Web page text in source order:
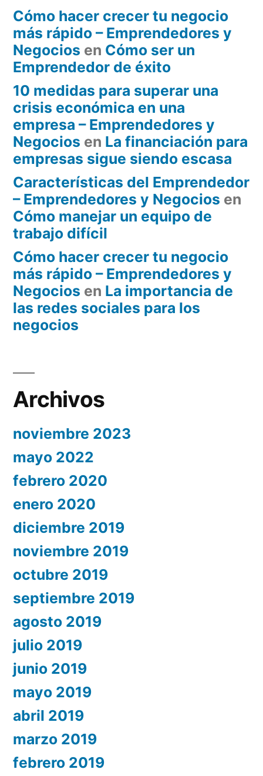
Cómo hacer crecer tu negocio
más rápido – Emprendedores y
Negocios en Cómo ser un
Emprendedor de éxito
10 medidas para superar una
crisis económica en una
empresa – Emprendedores y
Negocios en La financiación para
empresas sigue siendo escasa
Características del Emprendedor
– Emprendedores y Negocios en
Cómo manejar un equipo de
trabajo difícil
Cómo hacer crecer tu negocio
más rápido – Emprendedores y
Negocios en La importancia de
las redes sociales para los
negocios
Archivos
noviembre 2023
mayo 2022
febrero 2020
enero 2020
diciembre 2019
noviembre 2019
octubre 2019
septiembre 2019
agosto 2019
julio 2019
junio 2019
mayo 2019
abril 2019
marzo 2019
febrero 2019